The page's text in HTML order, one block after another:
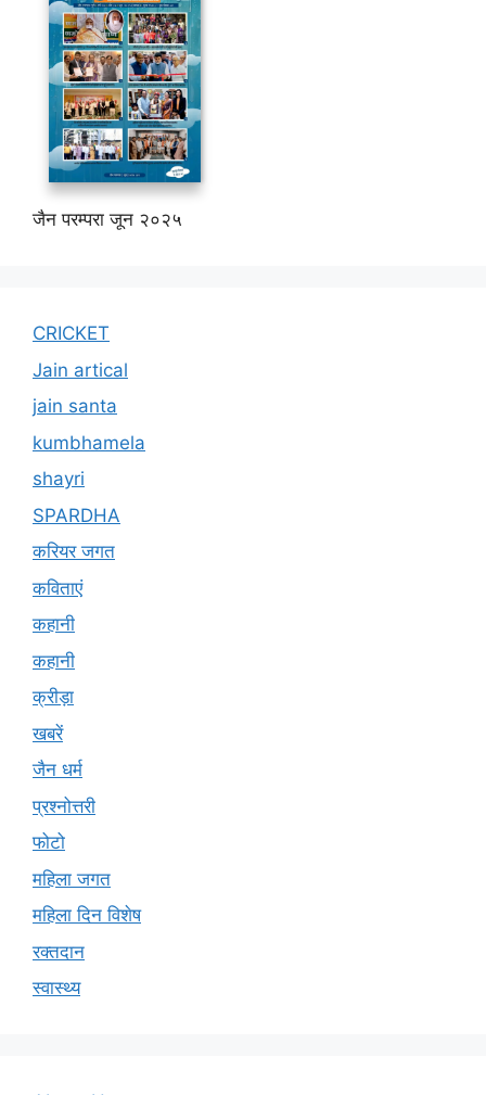
जैन परम्परा जून २०२५
CRICKET
Jain artical
jain santa
kumbhamela
shayri
SPARDHA
करियर जगत
कविताएं
कहानी
कहानी
क्रीड़ा
खबरें
जैन धर्म
प्रश्नोत्तरी
फोटो
महिला जगत
महिला दिन विशेष
रक्तदान
स्वास्थ्य